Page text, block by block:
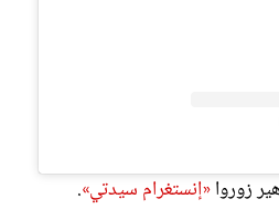
زوروا«إنستغرام سيدتي».